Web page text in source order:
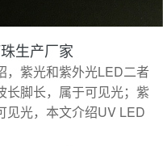
生产厂家
，紫光和紫外光LED二者
长脚长，属于可见光；紫
见光，本文介绍UV LED